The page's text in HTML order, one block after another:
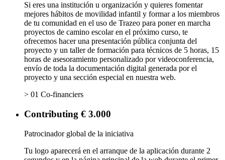
Si eres una institución u organización y quieres fomentar
mejores hábitos de movilidad infantil y formar a los miembros
de tu comunidad en el uso de Trazeo para poner en marcha
proyectos de camino escolar en el próximo curso, te
ofrecemos hacer una presentación pública conjunta del
proyecto y un taller de formación para técnicos de 5 horas, 15
horas de asesoramiento personalizado por videoconferencia,
envío de toda la documentación digital generada por el
proyecto y una sección especial en nuestra web.
> 01 Co-financiers
Contributing € 3.000
Patrocinador global de la iniciativa
Tu logo aparecerá en el arranque de la aplicación durante 2